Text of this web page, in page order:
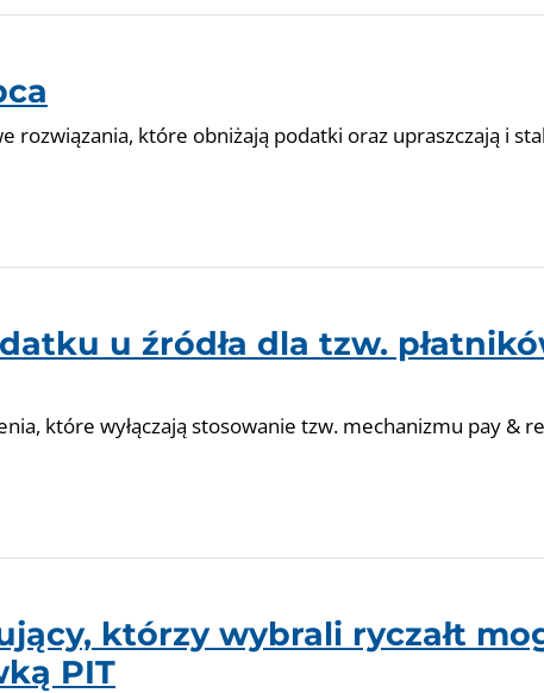
rozwiązania, które obniżają podatki oraz upraszczają i
u źródła dla tzw.
które wyłączają stosowanie tzw. mechanizmu pay &
którzy wybrali ryczałt
PIT